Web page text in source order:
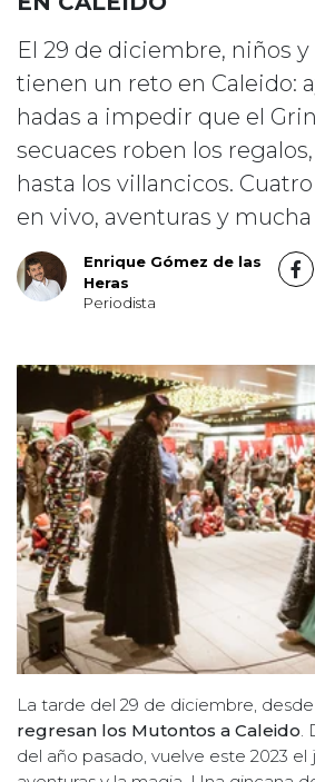
El 29 de diciembre, niños
tienen un reto en Caleido:
hadas a impedir que el
secuaces roben los
hasta los villancicos.
en vivo, aventuras y
Enrique Gómez de las
Heras
Periodista
La tarde del 29 de diciembre, desde
regresan los Mutontos a Caleido.
del año pasado, vuelve este 2023 el